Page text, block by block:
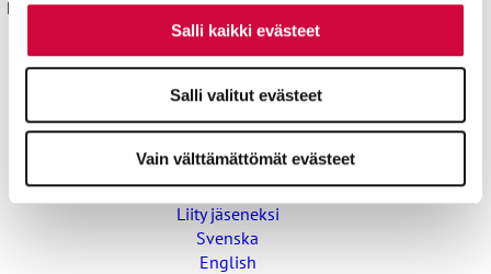
Salli kaikki evästeet
Salli valitut evästeet
Vain välttämättömät evästeet
Kyllä joku hoitaa® sekä isokirjainlyhenne JHL® ovat JHL:lle
rekisteröityjä tavaramerkkejä.
Yhteystiedot
Aluetoimistot
Pikalinkit
Työttömyyskassa
Liity jäseneksi
Svenska
English